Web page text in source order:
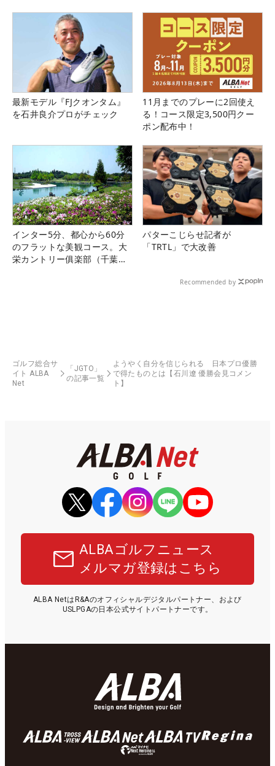
最新モデル『FJクオンタム』
を石井良介プロがチェック
11月までのプレーに2回使え
る！コース限定3,500円クー
ポン配布中！
インター5分、都心から60分
のフラットな美観コース。大
栄カントリー俱楽部（千葉
パターこじらせ記者が
「TRTL」で大改善
Recommended by
ゴルフ総合サ
イト ALBA
Net
「JGTO」
の記事一覧
ようやく自分を信じられる 日本プロ優勝
で得たものとは【石川遼 優勝会見コメン
ト】
ALBAゴルフニュース
メルマガ登録はこちら
ALBA NetはR&Aのオフィシャルデジタルパートナー、および
USLPGAの日本公式サイトパートナーです。